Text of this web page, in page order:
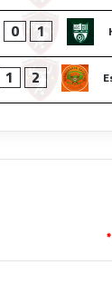
1
0
2
1
*